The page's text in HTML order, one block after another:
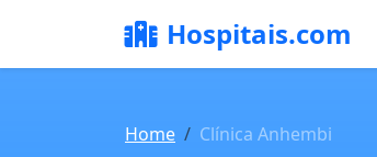
Hospitais.com
Home Clínica Anhembi